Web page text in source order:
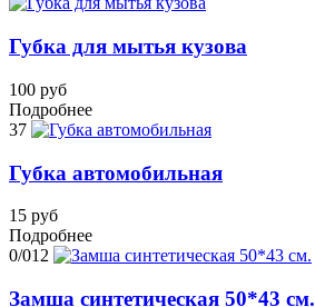
Губка для мытья кузова
100 руб
Подробнее
37
Губка автомобильная
15 руб
Подробнее
0/012
Замша синтетическая 50*43 см.